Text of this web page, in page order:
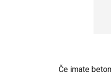
Če imate